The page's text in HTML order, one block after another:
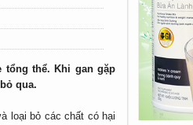
tổng thể. Khi gan gặp
qua.
loại bỏ các chất có hại